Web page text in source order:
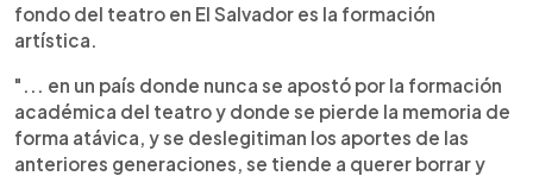
fondo del teatro en El Salvador es la formación
artística.
"... en un país donde nunca se apostó por la formación
académica del teatro y donde se pierde la memoria de
forma atávica, y se deslegitiman los aportes de las
anteriores generaciones, se tiende a querer borrar y